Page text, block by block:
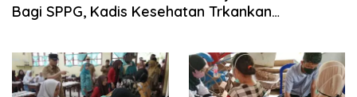
Bagi SPPG, Kadis Kesehatan Trkankan